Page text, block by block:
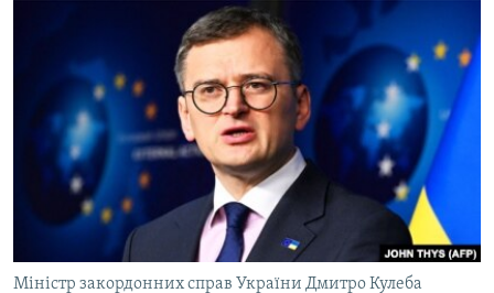
СПЕЦПРОЕКТИ
ДЕПОРТАЦІЯ
ВІДЕОУРОКИ «ELIFBE»
СВІДЧЕННЯ ОКУПАЦІЇ
УКРАЇНСЬКА ПРОБЛЕМА КРИМУ
ІНФОГРАФІКА
ЯК ОБІЙТИ БЛОКУВАННЯ
Русский
Qırımtatar
ДОЛУЧАЙСЯ!
Міністр закордонних справ України Дмитро Кулеба